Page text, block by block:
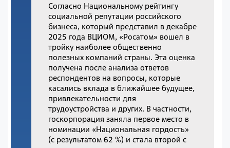
Согласно Национальному рейтингу
социальной репутации российского
бизнеса, который представил в декабре
2025 года ВЦИОМ, «Росатом» вошел в
тройку наиболее общественно
полезных компаний страны. Эта оценка
получена после анализа ответов
респондентов на вопросы, которые
касались вклада в ближайшее будущее,
привлекательности для
трудоустройства и других. В частности,
госкорпорация заняла первое место в
номинации «Национальная гордость»
(с результатом 62 %) и стала второй с